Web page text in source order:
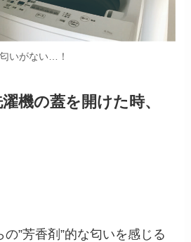
匂いがない…！
機の蓋を開けた時、
”芳香剤”的な匂いを感じる